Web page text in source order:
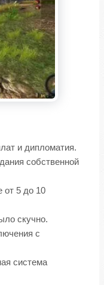
и дипломатия.
собственной
от 5 до 10
скучно.
с
система